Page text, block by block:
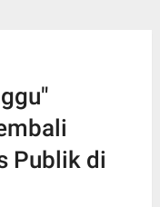
Publik di